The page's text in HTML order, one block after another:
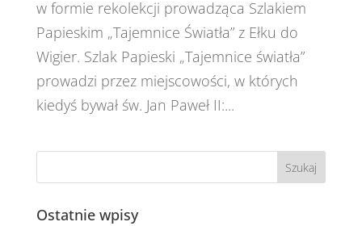
w formie rekolekcji prowadząca Szlakiem
Papieskim „Tajemnice Światła” z Ełku do
Wigier. Szlak Papieski „Tajemnice światła”
prowadzi przez miejscowości, w których
kiedyś bywał św. Jan Paweł II:...
Ostatnie wpisy